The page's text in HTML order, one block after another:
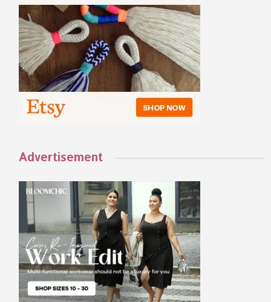
Advertisement